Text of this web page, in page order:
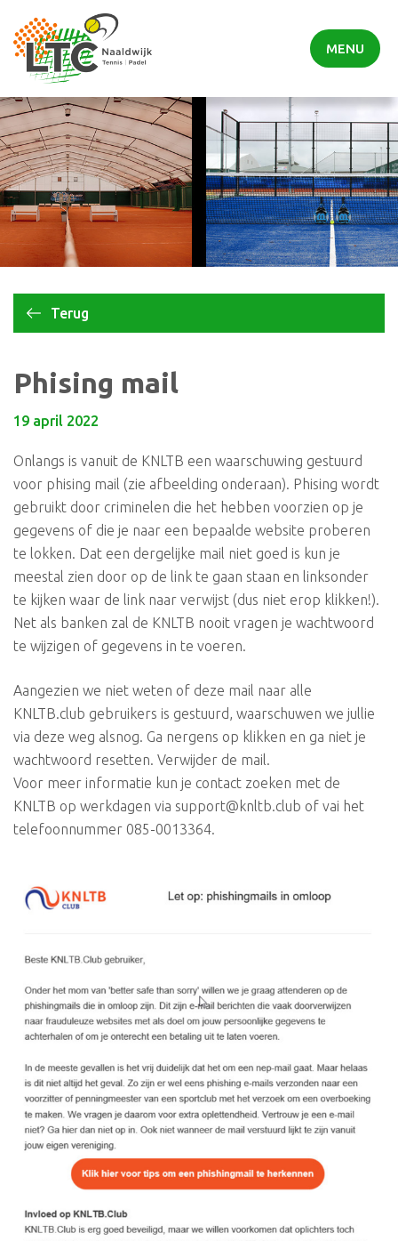
MENU
Terug
Phising mail
19 april 2022
Onlangs is vanuit de KNLTB een waarschuwing gestuurd
voor phising mail (zie afbeelding onderaan). Phising wordt
gebruikt door criminelen die het hebben voorzien op je
gegevens of die je naar een bepaalde website proberen
te lokken. Dat een dergelijke mail niet goed is kun je
meestal zien door op de link te gaan staan en linksonder
te kijken waar de link naar verwijst (dus niet erop klikken!).
Net als banken zal de KNLTB nooit vragen je wachtwoord
te wijzigen of gegevens in te voeren.
Aangezien we niet weten of deze mail naar alle
KNLTB.club gebruikers is gestuurd, waarschuwen we jullie
via deze weg alsnog. Ga nergens op klikken en ga niet je
wachtwoord resetten. Verwijder de mail.
Voor meer informatie kun je contact zoeken met de
KNLTB op werkdagen via support@knltb.club of vai het
telefoonnummer 085-0013364.